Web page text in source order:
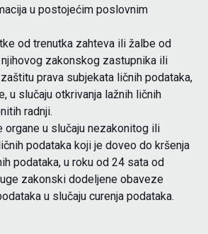
u postojećim poslovnim
od trenutka zahteva ili žalbe od
zakonskog zastupnika ili
prava subjekata ličnih podataka,
u slučaju otkrivanja lažnih ličnih
radnji.
organe u slučaju nezakonitog ili
podataka koji je doveo do kršenja
podataka, u roku od 24 sata od
zakonski dodeljene obaveze
u slučaju curenja podataka.